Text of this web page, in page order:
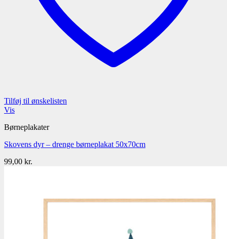
Tilføj til ønskelisten
Vis
Børneplakater
Skovens dyr – drenge børneplakat 50x70cm
99,00 kr.